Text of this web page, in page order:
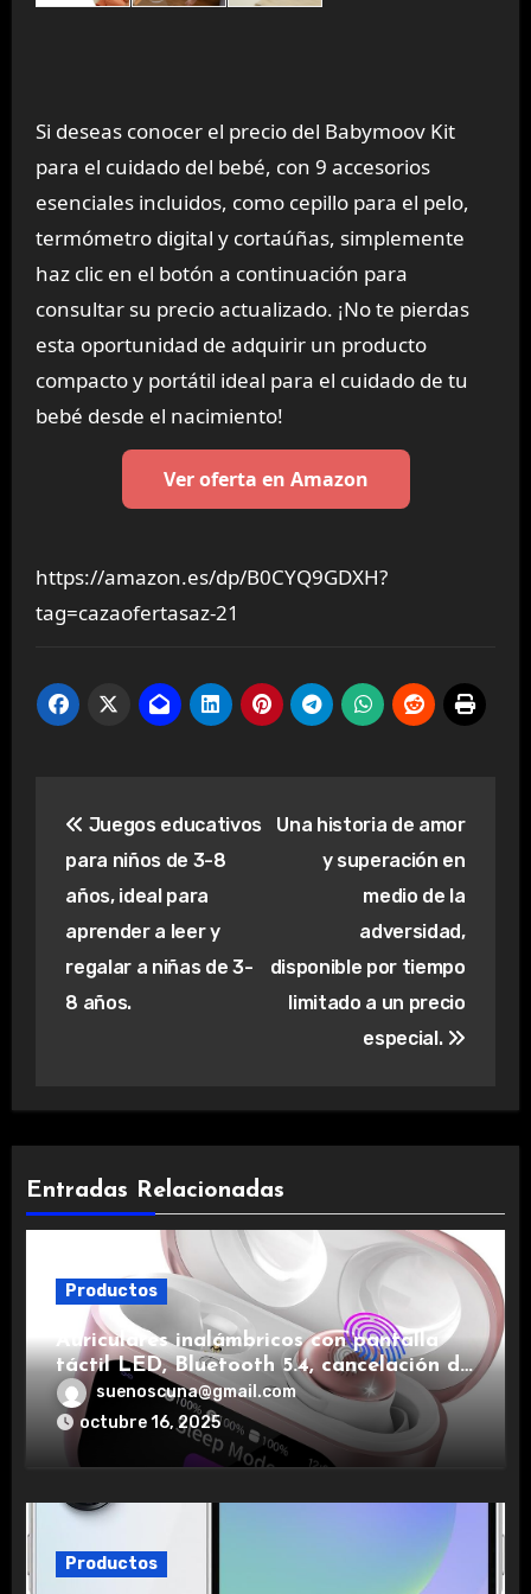
Si deseas conocer el precio del Babymoov Kit
para el cuidado del bebé, con 9 accesorios
esenciales incluidos, como cepillo para el pelo,
termómetro digital y cortaúñas, simplemente
haz clic en el botón a continuación para
consultar su precio actualizado. ¡No te pierdas
esta oportunidad de adquirir un producto
compacto y portátil ideal para el cuidado de tu
bebé desde el nacimiento!
Ver oferta en Amazon
https://amazon.es/dp/B0CYQ9GDXH?
tag=cazaofertasaz-21
de
entradas
Juegos educativos
para niños de 3-8
años, ideal para
aprender a leer y
regalar a niñas de 3-
8 años.
Una historia de amor
y superación en
medio de la
adversidad,
disponible por tiempo
limitado a un precio
especial.
Entradas Relacionadas
Productos
Auriculares inalámbricos con pantalla
táctil LED, Bluetooth 5.4, cancelación de
ruido, impermeables y de larga duración.
suenoscuna@gmail.com
octubre 16, 2025
Productos